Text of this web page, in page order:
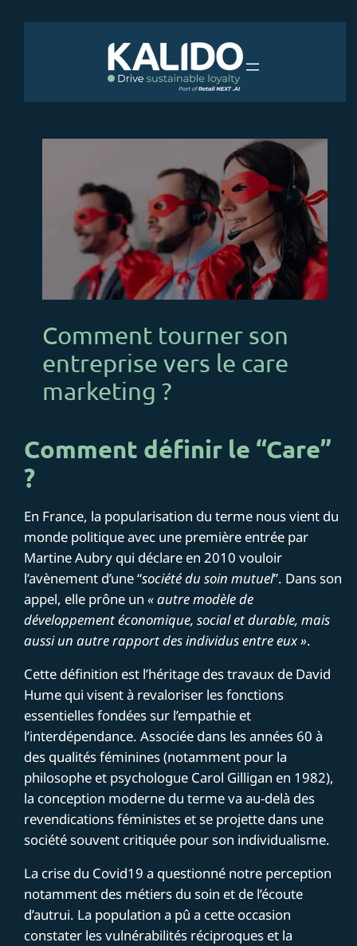
Comment tourner son
entreprise vers le care
marketing ?
Comment définir le “Care”
?
En France, la popularisation du terme nous vient du
monde politique avec une première entrée par
Martine Aubry qui déclare en 2010 vouloir
l’avènement d’une “société du soin mutuel”. Dans son
appel, elle prône un« autre modèle de
développement économique, social et durable, mais
aussi un autre rapport des individus entre eux ».
Cette définition est l’héritage des travaux de David
Hume qui visent à revaloriser les fonctions
essentielles fondées sur l’empathie et
l’interdépendance. Associée dans les années 60 à
des qualités féminines (notamment pour la
philosophe et psychologue Carol Gilligan en 1982),
la conception moderne du terme va au-delà des
revendications féministes et se projette dans une
société souvent critiquée pour son individualisme.
La crise du Covid19 a questionné notre perception
notamment des métiers du soin et de l’écoute
d’autrui. La population a pû a cette occasion
constater les vulnérabilités réciproques et la